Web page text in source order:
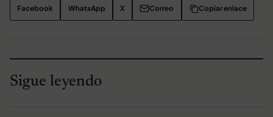
Facebook WhatsApp X Correo Copiar enlace
Sigue leyendo